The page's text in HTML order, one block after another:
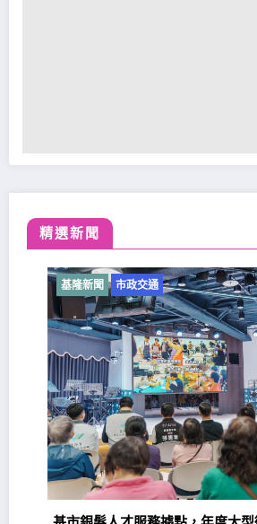
精選新聞
基隆新聞 市政交通